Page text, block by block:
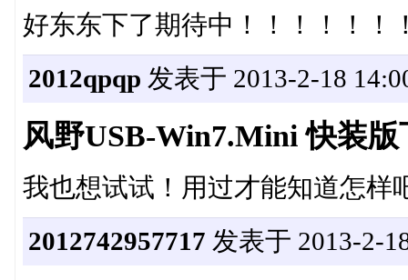
好东东下了期待中！！！！！！
2012qpqp 发表于 2013-2-18
风野USB-Win7.Mini 快装
我也想试试！用过才能知道怎样
2012742957717 发表于 2013-2-